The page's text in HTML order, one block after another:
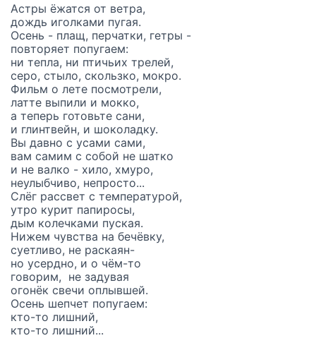
Астры ёжатся от ветра,
дождь иголками пугая.
Осень - плащ, перчатки, гетры -
повторяет попугаем:
ни тепла, ни птичьих трелей,
серо, стыло, скользко, мокро.
Фильм о лете посмотрели,
латте выпили и мокко,
а теперь готовьте сани,
и глинтвейн, и шоколадку.
Вы давно с усами сами,
вам самим с собой не шатко
и не валко - хило, хмуро,
неулыбчиво, непросто...
Слёг рассвет с температурой,
утро курит папиросы,
дым колечками пуская.
Нижем чувства на бечёвку,
суетливо, не раскаян-
но усердно, и о чём-то
говорим, не задувая
огонёк свечи оплывшей.
Осень шепчет попугаем:
кто-то лишний,
кто-то лишний...